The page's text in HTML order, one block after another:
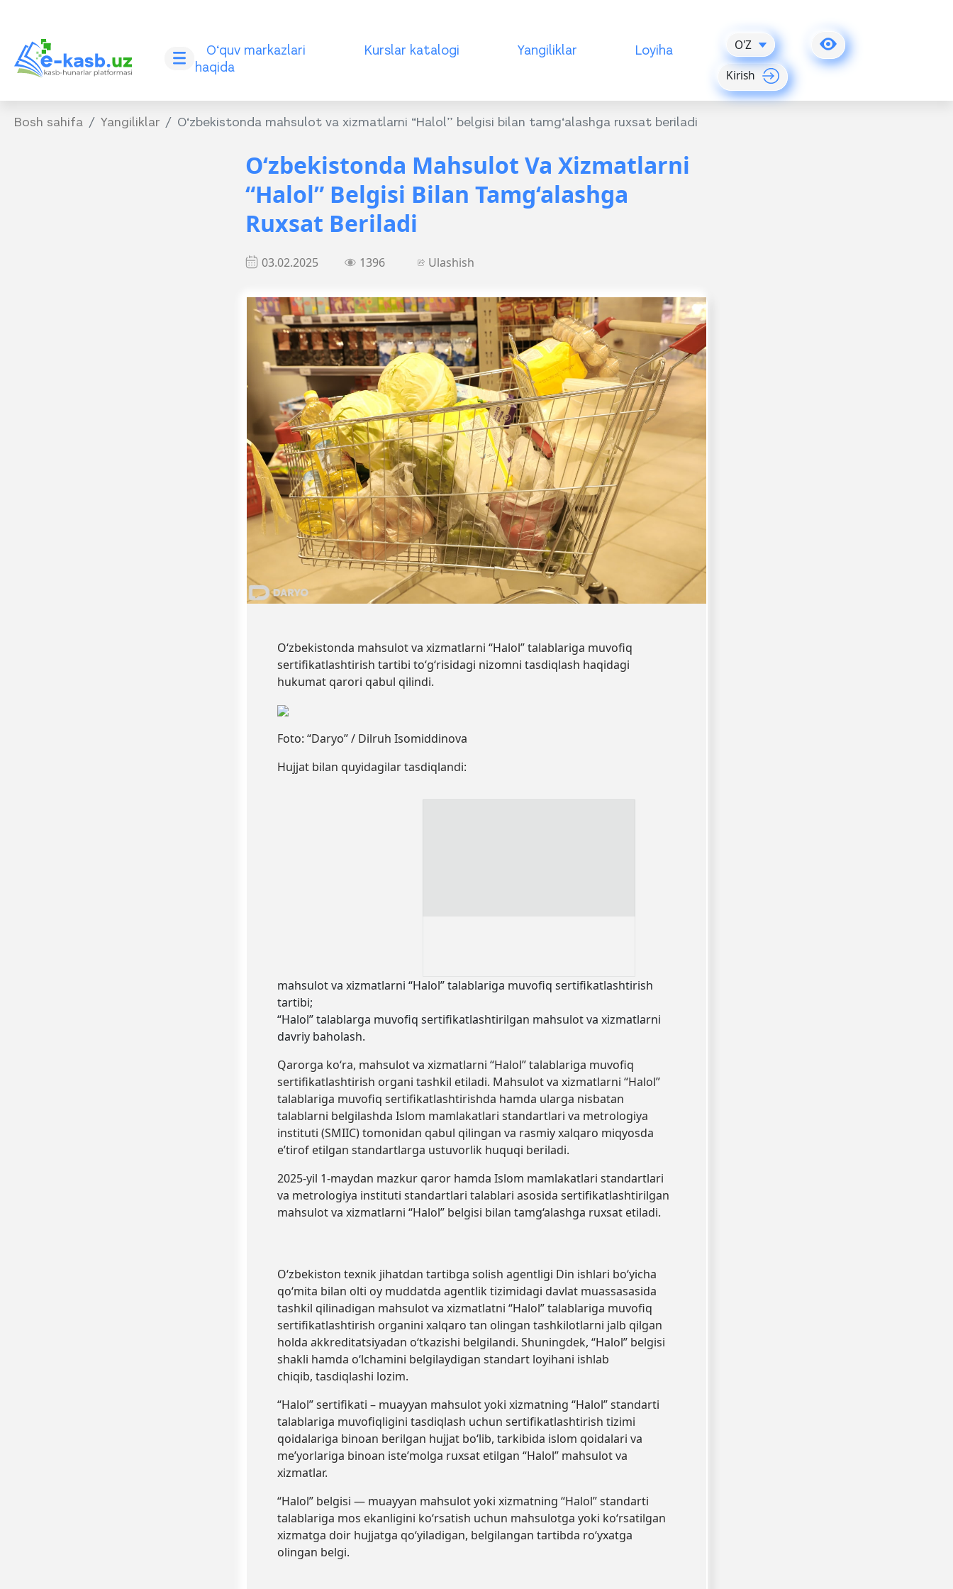
O‘quv markazlari Kurslar katalogi Yangiliklar
Loyiha
haqida
O'Z
Kirish
Bosh sahifa Yangiliklar O‘zbekistonda mahsulot va xizmatlarni “Halol” belgisi bilan tamg‘alashga ruxsat beriladi
O‘zbekistonda Mahsulot Va Xizmatlarni
“Halol” Belgisi Bilan Tamg‘alashga
Ruxsat Beriladi
03.02.2025 1396 Ulashish
O‘zbekistonda mahsulot va xizmatlarni “Halol” talablariga muvofiq
sertifikatlashtirish tartibi to‘g‘risidagi nizomni tasdiqlash haqidagi
hukumat qarori qabul qilindi.
Foto: “Daryo” / Dilruh Isomiddinova
Hujjat bilan quyidagilar tasdiqlandi:
mahsulot va xizmatlarni “Halol” talablariga muvofiq sertifikatlashtirish
tartibi;
“Halol” talablarga muvofiq sertifikatlashtirilgan mahsulot va xizmatlarni
davriy baholash.
Qarorga ko‘ra, mahsulot va xizmatlarni “Halol” talablariga muvofiq
sertifikatlashtirish organi tashkil etiladi. Mahsulot va xizmatlarni “Halol”
talablariga muvofiq sertifikatlashtirishda hamda ularga nisbatan
talablarni belgilashda Islom mamlakatlari standartlari va metrologiya
instituti (SMIIC) tomonidan qabul qilingan va rasmiy xalqaro miqyosda
e’tirof etilgan standartlarga ustuvorlik huquqi beriladi.
2025-yil 1-maydan mazkur qaror hamda Islom mamlakatlari standartlari
va metrologiya instituti standartlari talablari asosida sertifikatlashtirilgan
mahsulot va xizmatlarni “Halol” belgisi bilan tamg‘alashga ruxsat etiladi.
O‘zbekiston texnik jihatdan tartibga solish agentligi Din ishlari bo‘yicha
qo‘mita bilan olti oy muddatda agentlik tizimidagi davlat muassasasida
tashkil qilinadigan mahsulot va xizmatlatni “Halol” talablariga muvofiq
sertifikatlashtirish organini xalqaro tan olingan tashkilotlarni jalb qilgan
holda akkreditatsiyadan o‘tkazishi belgilandi. Shuningdek, “Halol” belgisi
shakli hamda o‘lchamini belgilaydigan standart loyihani ishlab
chiqib, tasdiqlashi lozim.
“Halol”sertifikati – muayyan mahsulot yoki xizmatning “Halol” standarti
talablariga muvofiqligini tasdiqlash uchun sertifikatlashtirish tizimi
qoidalariga binoan berilgan hujjat bo‘lib, tarkibida islom qoidalari va
me’yorlariga binoan iste’molga ruxsat etilgan “Halol” mahsulot va
xizmatlar.
“Halol” belgisi — muayyan mahsulot yoki xizmatning “Halol” standarti
talablariga mos ekanligini ko‘rsatish uchun mahsulotga yoki ko‘rsatilgan
xizmatga doir hujjatga qo‘yiladigan, belgilangan tartibda ro‘yxatga
olingan belgi.